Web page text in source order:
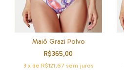
Maiô Grazi Polvo
R$365,00
3 x de R$121,67 sem juros